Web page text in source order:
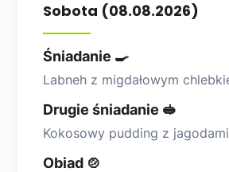
Sobota (08.08.2026)
Śniadanie 🍳
Labneh z migdałowym
Drugie śniadanie 🥪
Kokosowy pudding z jagodami
Obiad 🍲